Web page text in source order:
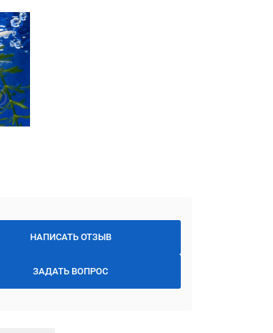
НАПИСАТЬ ОТЗЫВ
ЗАДАТЬ ВОПРОС